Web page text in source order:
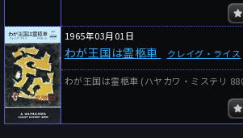
細かく検索
1965年03月01日
わが王国は霊柩車 クレイグ・ライス
わが王国は霊柩車 (ハヤカワ・ミステリ